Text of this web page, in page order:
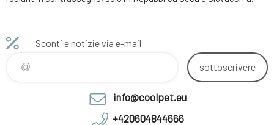
Sconti e notizie via e-mail
sottoscrivere
info@coolpet.eu
+420604844666